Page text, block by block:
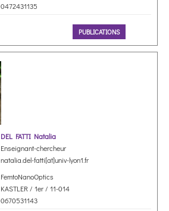
0472431135
PUBLICATIONS
DEL FATTI Natalia
Enseignant-chercheur
natalia.del-fatti[at]univ-lyon1.fr
FemtoNanoOptics
KASTLER / 1er / 11-014
0670531143